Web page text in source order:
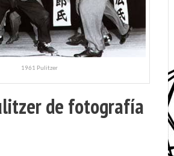
1961 Pulitzer
de fotografía